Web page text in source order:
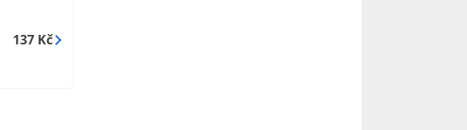
137 Kč